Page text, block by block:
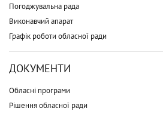
Погоджувальна рада
Виконавчий апарат
Графік роботи обласної ради
ДОКУМЕНТИ
Обласні програми
Рішення обласної ради